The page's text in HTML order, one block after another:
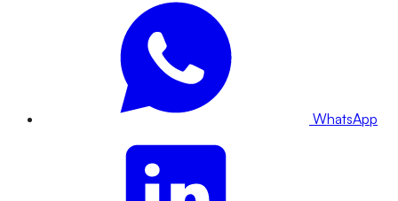
WhatsApp